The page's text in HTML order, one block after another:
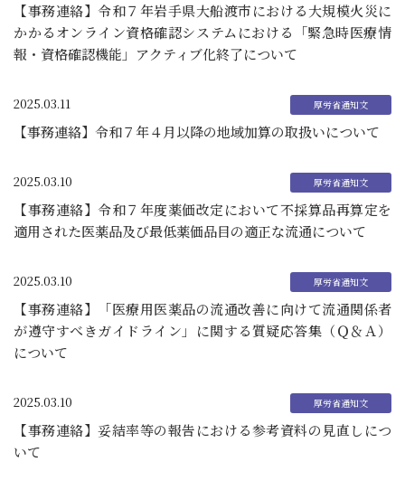
【事務連絡】令和７年岩手県大船渡市における大規模火災に
かかるオンライン資格確認システムにおける「緊急時医療情
報・資格確認機能」アクティブ化終了について
2025.03.11
【事務連絡】令和７年４月以降の地域加算の取扱いについて
2025.03.10
【事務連絡】令和７年度薬価改定において不採算品再算定を
適用された医薬品及び最低薬価品目の適正な流通について
2025.03.10
【事務連絡】「医療用医薬品の流通改善に向けて流通関係者
が遵守すべきガイドライン」に関する質疑応答集（Ｑ＆Ａ）
について
2025.03.10
【事務連絡】妥結率等の報告における参考資料の見直しにつ
いて